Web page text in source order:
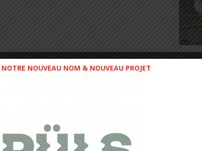
NOUVEAU NOM & NOUVEAU PROJET